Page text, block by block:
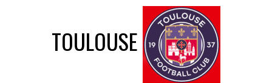
TOULOUSE